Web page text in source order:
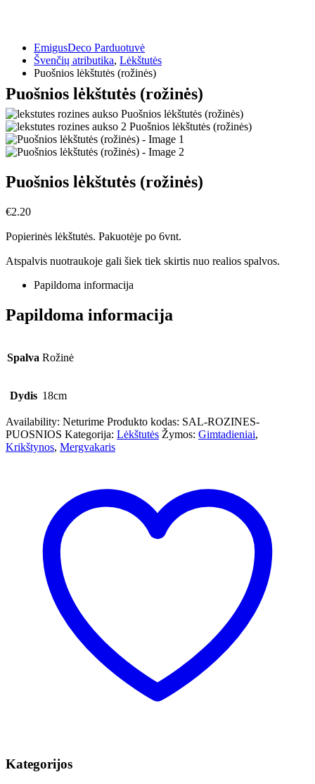
EmigusDeco Parduotuvė
Švenčių atributika, Lėkštutės
Puošnios lėkštutės (rožinės)
Puošnios lėkštutės (rožinės)
Puošnios lėkštutės (rožinės)
€2.20
Popierinės lėkštutės. Pakuotėje po 6vnt.
Atspalvis nuotraukoje gali šiek tiek skirtis nuo realios spalvos.
Papildoma informacija
Papildoma informacija
Spalva Rožinė
Dydis 18cm
Availability: Neturime Produkto kodas: SAL-ROZINES-
PUOSNIOS Kategorija: Lėkštutės Žymos: Gimtadieniai,
Krikštynos, Mergvakaris
Kategorijos